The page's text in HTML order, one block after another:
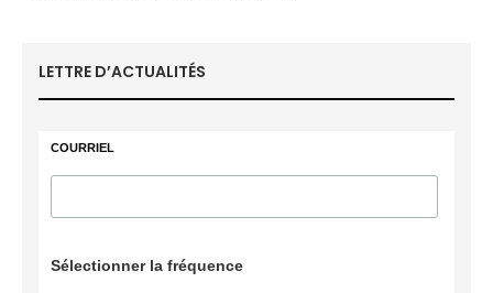
LETTRE D’ACTUALITÉS
COURRIEL
Sélectionner la fréquence